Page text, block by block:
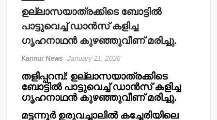
ഉല്ലാസയാത്രക്കിടെ ബോട്ടില്‍
പാട്ടുവെച്ച് ഡാന്‍സ് കളിച്ച
ഗൃഹനാഥന്‍ കുഴഞ്ഞുവീണ് മരിച്ചു.
Kannur News January 11, 2026
തളിപ്പറമ്പ്: ഉല്ലാസയാത്രക്കിടെ
ബോട്ടില്‍ പാട്ടുവെച്ച് ഡാന്‍സ് കളിച്ച
ഗൃഹനാഥന്‍ കുഴഞ്ഞുവീണ് മരിച്ചു.
മട്ടന്നൂര്‍ ഉരുവച്ചാലില്‍ കച്ചേരിയിലെ